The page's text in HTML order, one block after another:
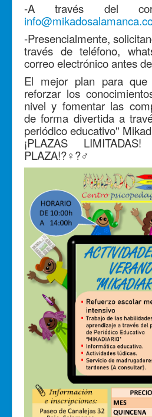
-A través del
-Presencialmente,
través de teléfono,
correo electrónico antes
El mejor plan para que
reforzar los
nivel y fomentar las
de forma divertida a
periódico educativo"
¡PLAZAS
PLAZA!?‍♀️?‍♂️